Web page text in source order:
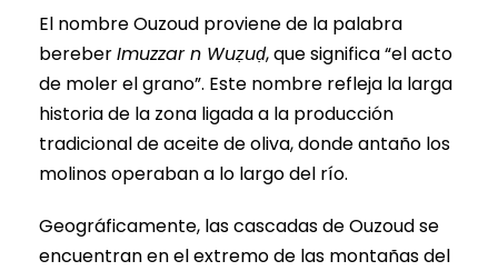
El nombre Ouzoud proviene de la palabra
bereberImuzzar n Wuẓuḍ, que significa “el acto
de moler el grano”. Este nombre refleja la larga
historia de la zona ligada a la producción
tradicional de aceite de oliva, donde antaño los
molinos operaban a lo largo del río.
Geográficamente, las cascadas de Ouzoud se
encuentran en el extremo de las montañas del